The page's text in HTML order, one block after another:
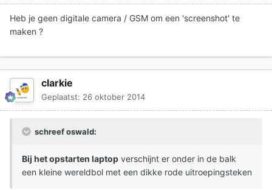
Heb je geen digitale camera / GSM om een 'screenshot' te
maken ?
clarkie
Geplaatst: 26 oktober 2014
schreef oswald:
Bij het opstarten laptop verschijnt er onder in de balk
een kleine wereldbol met een dikke rode uitroepingsteken